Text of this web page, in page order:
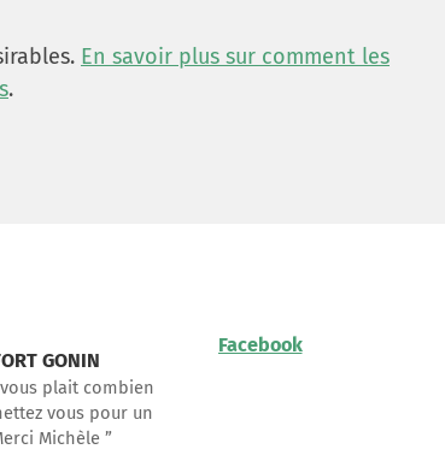
En savoir plus sur comment les
.
GONIN
plait combien
vous pour un
Michèle ”
Facebook